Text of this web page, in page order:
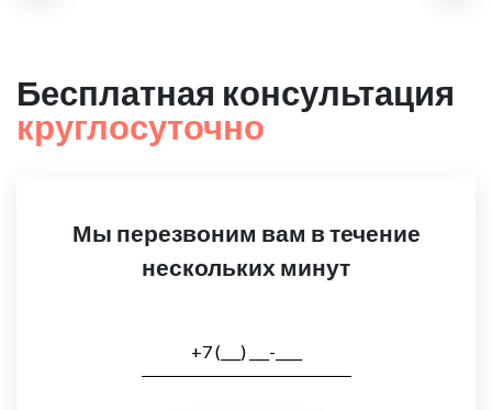
Бесплатная консультация
круглосуточно
Мы перезвоним вам в течение
нескольких минут